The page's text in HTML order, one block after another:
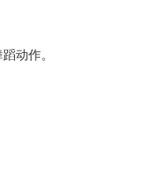
动作。